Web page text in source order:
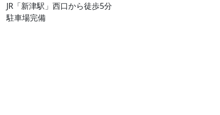
JR「新津駅」西口から徒歩5分
駐車場完備